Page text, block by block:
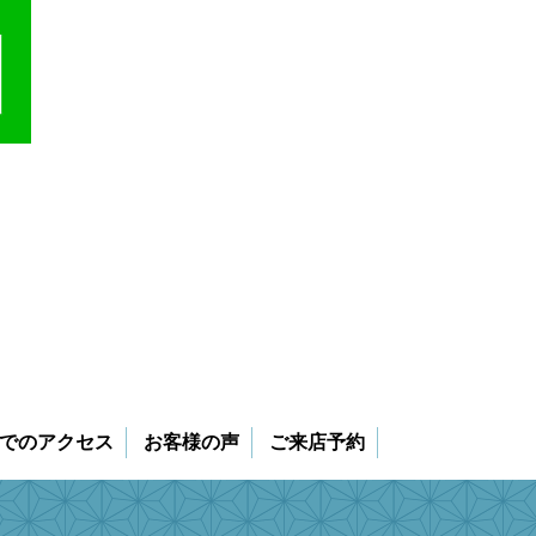
のアクセス お客様の声 ご来店予約